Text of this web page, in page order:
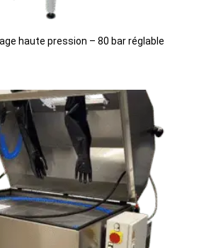
haute pression – 80 bar réglable